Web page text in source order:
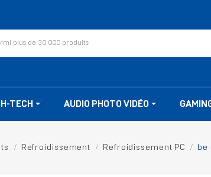
TECH AUDIO PHOTO VIDÉO
Refroidissement Refroidissement PC be